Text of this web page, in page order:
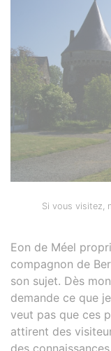
Si vous visitez,
Eon de Méel
compagnon de
son sujet. Dès
demande ce que
veut pas que ces
attirent des